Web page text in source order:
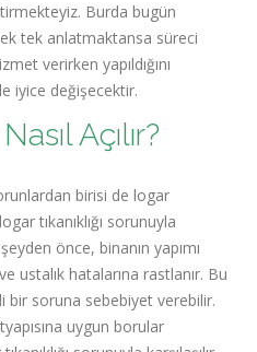
Burda bugün
tek anlatmaktansa süreci
verirken yapıldığını
iyice değişecektir.
Açılır?
birisi de logar
tıkanıklığı sorunuyla
önce, binanın yapımı
ustalık hatalarına rastlanır. Bu
bir soruna sebebiyet verebilir.
uygun borular